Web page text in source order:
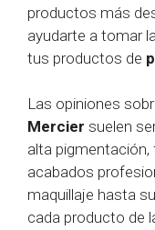
productos más
ayudarte a tomar
tus productos de
Las opiniones
Mercier suelen
alta pigmentación,
acabados
maquillaje hasta
cada producto de